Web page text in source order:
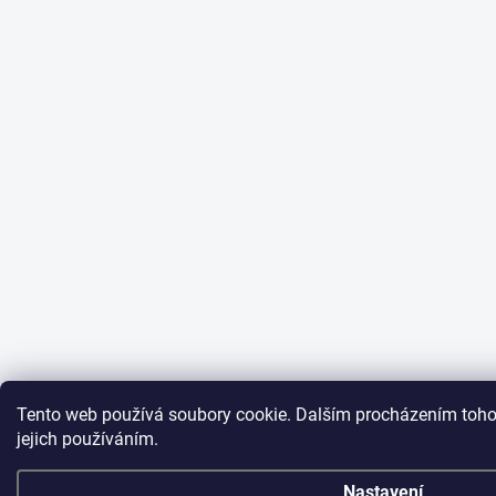
Tento web používá soubory cookie. Dalším procházením
jejich používáním.